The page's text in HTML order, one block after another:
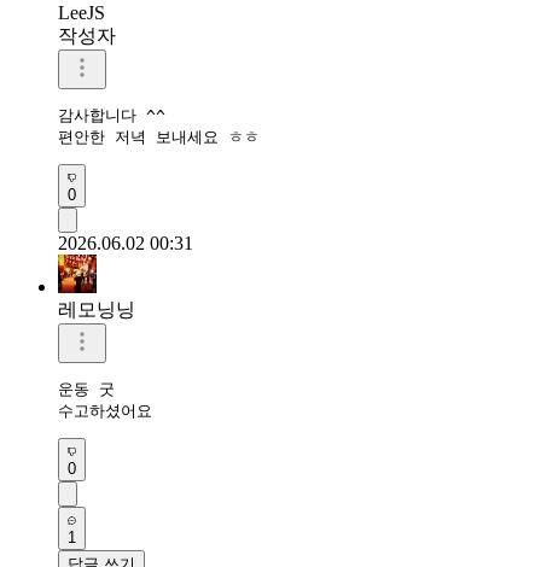
LeeJS
작성자
감사합니다 ^^
편안한 저녁 보내세요 ㅎㅎ
0
2026.06.02 00:31
레모닝닝
운동 굿
수고하셨어요
0
1